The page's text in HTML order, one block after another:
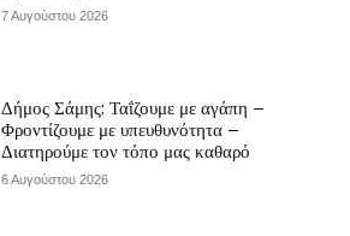
7 Αυγούστου 2026
Δήμος Σάμης: Ταΐζουμε με αγάπη –
Φροντίζουμε με υπευθυνότητα –
Διατηρούμε τον τόπο μας καθαρό
6 Αυγούστου 2026